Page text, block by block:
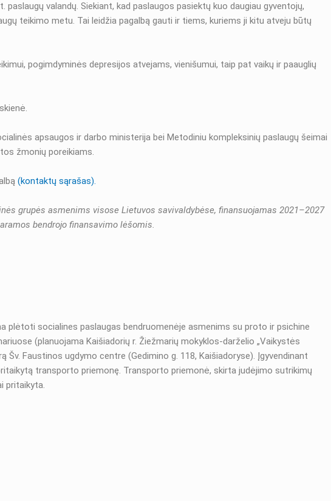
valandų. Siekiant, kad paslaugos pasiektų kuo daugiau gyventojų,
teikimo metu. Tai leidžia pagalbą gauti ir tiems, kuriems ji kitu atveju būtų
pogimdyminės depresijos atvejams, vienišumui, taip pat vaikų ir paauglių
apsaugos ir darbo ministerija bei Metodiniu kompleksinių paslaugų šeimai
žmonių poreikiams.
(kontaktų sąrašas).
grupės asmenims visose Lietuvos savivaldybėse, finansuojamas 2021–2027
bendrojo finansavimo lėšomis.
plėtoti socialines paslaugas bendruomenėje asmenims su proto ir psichine
(planuojama Kaišiadorių r. Žiežmarių mokyklos-darželio „Vaikystės
Faustinos ugdymo centre (Gedimino g. 118, Kaišiadoryse). Įgyvendinant
transporto priemonę. Transporto priemonė, skirta judėjimo sutrikimų
pritaikyta.